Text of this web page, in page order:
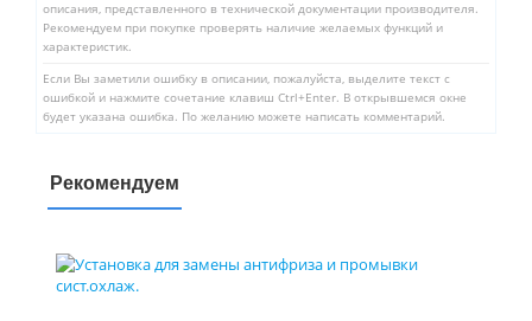
описания, представленного в технической документации производителя.
Рекомендуем при покупке проверять наличие желаемых функций и
характеристик.
Если Вы заметили ошибку в описании, пожалуйста, выделите текст с
ошибкой и нажмите сочетание клавиш Ctrl+Enter. В открывшемся окне
будет указана ошибка. По желанию можете написать комментарий.
Рекомендуем